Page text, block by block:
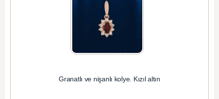
Granatlı ve nişanlı kolye. Kızıl altın